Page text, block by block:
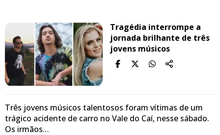
Tragédia interrompe a
jornada brilhante de três
jovens músicos
Três jovens músicos talentosos foram vítimas de um
trágico acidente de carro no Vale do Caí, nesse sábado.
Os irmãos…